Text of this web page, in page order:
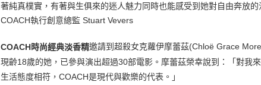
著純真樸實，有著與生俱來的迷人魅力同時也能感受到她對自由奔放
COACH執行創意總監 Stuart Vevers
COACH時尚經典淡香精邀請到超殺女克蘿伊摩蕾茲(Chloë Grace
現齡18歲的她，已參與演出超過30部電影。摩蕾茲榮幸說到：「對我
生活態度相符，COACH是現代與歡樂的代表。」